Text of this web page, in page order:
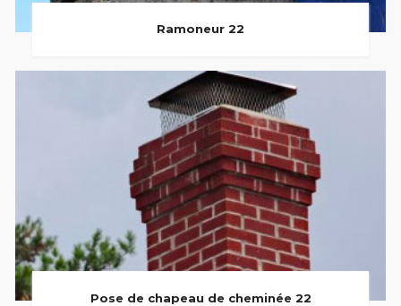
Ramoneur 22
Pose de chapeau de cheminée 22